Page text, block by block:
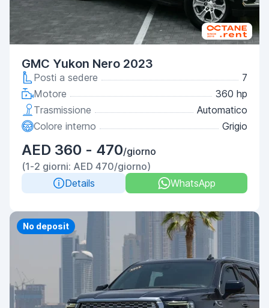
GMC Yukon Nero 2023
Posti a sedere
7
Motore
360 hp
Trasmissione
Automatico
Colore interno
Grigio
AED 360 - 470/giorno
(1-2 giorni: AED 470/giorno)
Details
WhatsApp
No deposit